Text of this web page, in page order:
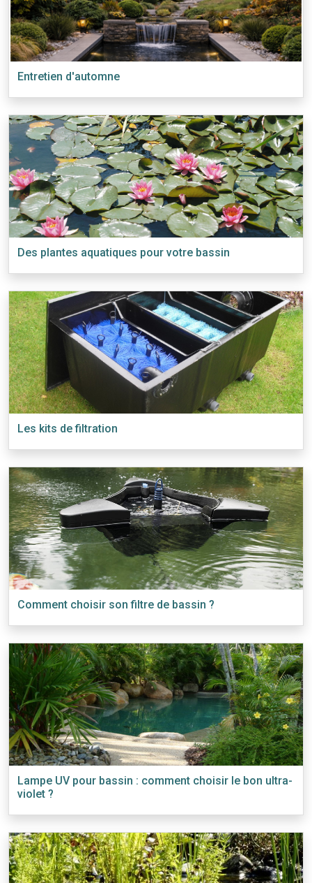
Entretien d'automne
Des plantes aquatiques pour votre bassin
Les kits de filtration
Comment choisir son filtre de bassin ?
Lampe UV pour bassin : comment choisir le bon ultra-
violet ?